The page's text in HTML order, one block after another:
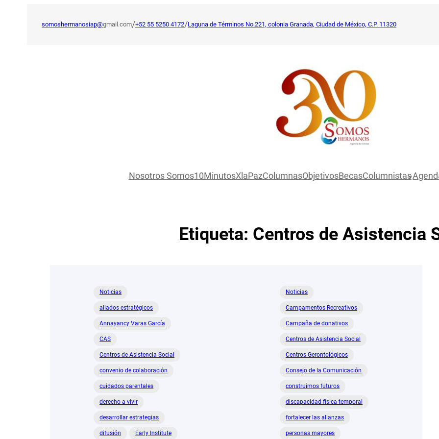
somoshermanosiap@gmail.com/+52 55 5250 4172/Laguna de Términos No.221, colonia Granada, Ciudad de México, C.P. 11320
Nosotros Somos10MinutosXlaPazColumnasObjetivosBecasColumnistas
Etiqueta: Centros de Asistencia
Noticias
aliados estratégicos
Annayancy Varas García
CAS
Centros de Asistencia Social
convenio de colaboración
cuidados parentales
derecho a vivir
desarrollar estrategias
difusión Early Institute
Noticias
Campamentos Recreativos
Campaña de donativos
Centros de Asistencia Social
Centros Gerontológicos
Consejo de la Comunicación
construimos futuros
discapacidad física temporal
fortalecer las alianzas
personas mayores